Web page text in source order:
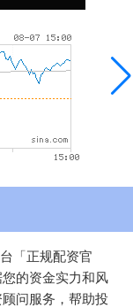
「正规配资官
的资金实力和风
问服务，帮助投